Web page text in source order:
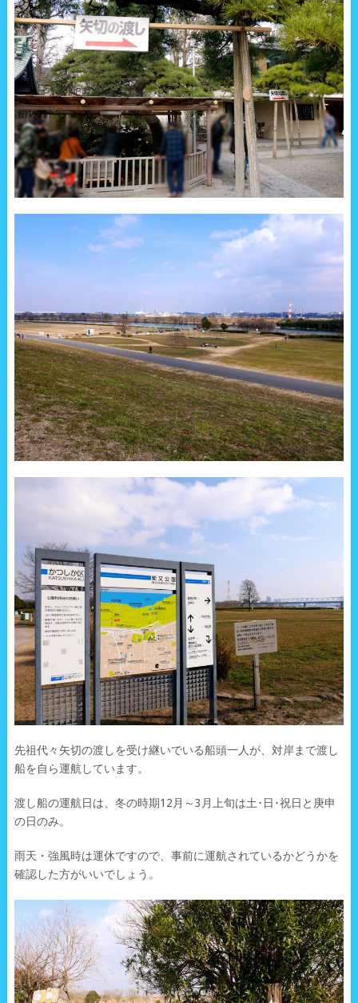
先祖代々矢切の渡しを受け継いでいる船頭一人が、対岸まで渡し
船を自ら運航しています。
渡し船の運航日は、冬の時期12月～3月上旬は土･日･祝日と庚申
の日のみ。
雨天・強風時は運休ですので、事前に運航されているかどうかを
確認した方がいいでしょう。